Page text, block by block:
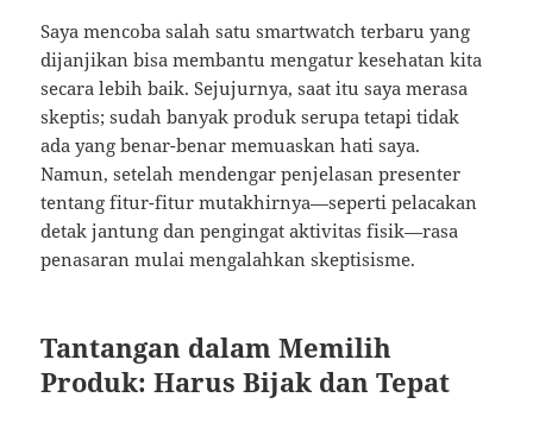
Saya mencoba salah satu smartwatch terbaru yang
dijanjikan bisa membantu mengatur kesehatan kita
secara lebih baik. Sejujurnya, saat itu saya merasa
skeptis; sudah banyak produk serupa tetapi tidak
ada yang benar-benar memuaskan hati saya.
Namun, setelah mendengar penjelasan presenter
tentang fitur-fitur mutakhirnya—seperti pelacakan
detak jantung dan pengingat aktivitas fisik—rasa
penasaran mulai mengalahkan skeptisisme.
Tantangan dalam Memilih
Produk: Harus Bijak dan Tepat